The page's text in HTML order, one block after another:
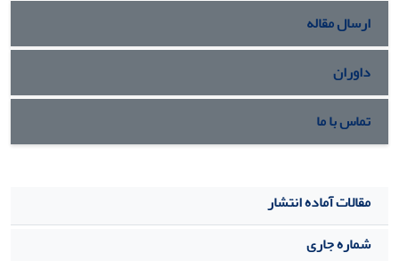
ارسال مقاله
داوران
تماس با ما
مقالات آماده انتشار
شماره جاری